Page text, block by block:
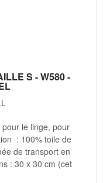
S - W580 -
le linge, pour
: 100% toile de
de transport en
: 30 x 30 cm (cet